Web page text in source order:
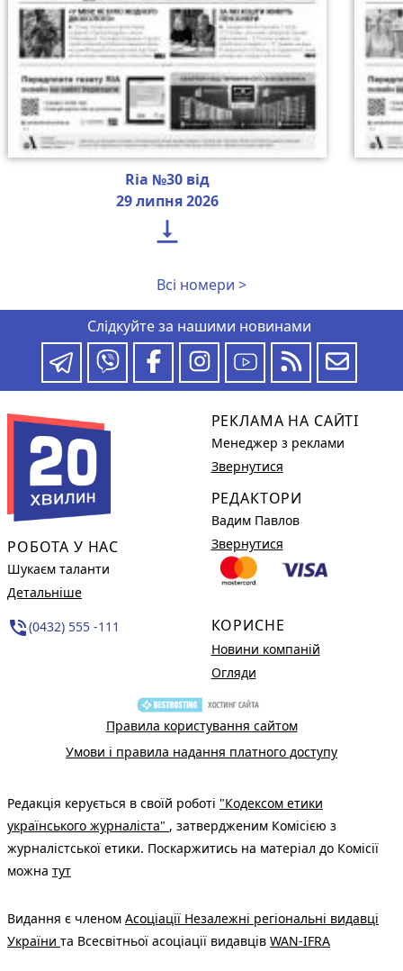
Ria №30 від
29 липня 2026

Всі номери >
Слідкуйте за нашими новинами
РОБОТА У НАС
Шукаєм таланти
Детальніше
phone_in_talk(0432) 555 -111
РЕКЛАМА НА САЙТІ
Менеджер з реклами
Звернутися
РЕДАКТОРИ
Вадим Павлов
Звернутися
КОРИСНЕ
Новини компаній
Огляди
Правила користування сайтом
Умови і правила надання платного доступу
Редакція керується в своїй роботі "Кодексом етики
українського журналіста" , затвердженим Комісією з
журналістської етики. Поскаржитись на матеріал до Комісії
можна тут
Видання є членом Асоціації Незалежні регіональні видавці
України та Всесвітньої асоціації видавців WAN-IFRA